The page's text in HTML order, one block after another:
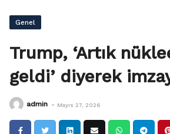
Genel
Trump, ‘Artık
geldi’ diyerek
admin - Mayıs 27, 2026